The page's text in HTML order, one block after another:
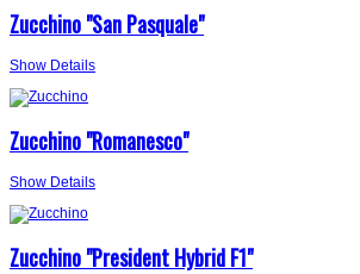
Zucchino "San Pasquale"
Show Details
Zucchino "Romanesco"
Show Details
Zucchino "President Hybrid F1"